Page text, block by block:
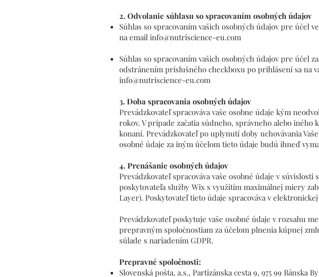
2. Odvolanie súhlasu so spracovaním osobných údajov
Súhlas so spracovaním vašich osobných údajov pre účel
na email info@nutriscience-eu.com
Súhlas so spracovaním vašich osobných údajov pre účel
odstránením príslušného checkboxu po prihlásení sa na
info@nutriscience-eu.com
3. Doba spracovania osobných údajov
Prevádzkovateľ spracováva vaše osobne údaje kým
rokov. V prípade začatia súdneho, správneho alebo iného
konaní. Prevádzkovateľ po uplynutí doby uchovávania
osobné údaje za iným účelom tieto údaje budú ihneď
4. Prenášanie osobných údajov
Prevádzkovateľ spracováva vaše osobné údaje v
poskytovateľa služby Wix s využitím maximálnej miery
Layer). Poskytovateľ tieto údaje spracováva v
Prevádzkovateľ poskytuje vaše osobné údaje v rozsahu
prepravným spoločnostiam za účelom plnenia kúpnej
súlade s nariadením GDPR.
Prepravné spoločnosti:
Slovenská pošta, a.s., Partizánska cesta 9, 975 99 Bánska